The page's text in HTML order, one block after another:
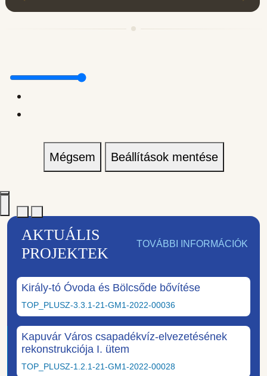
Mégsem Beállítások mentése
AKTUÁLIS
PROJEKTEK
TOVÁBBI INFORMÁCIÓK
Király-tó Óvoda és Bölcsőde bővítése
TOP_PLUSZ-3.3.1-21-GM1-2022-00036
Kapuvár Város csapadékvíz-elvezetésének
rekonstrukciója I. ütem
TOP_PLUSZ-1.2.1-21-GM1-2022-00028